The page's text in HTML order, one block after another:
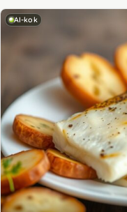
AI-kok